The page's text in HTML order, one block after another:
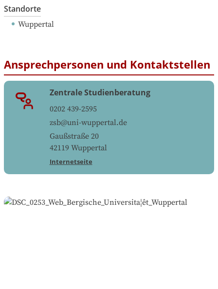
Standorte
Wuppertal
Ansprechpersonen und Kontaktstellen
Zentrale Studienberatung
0202 439-2595
zsb@uni-wuppertal.de
Gaußstraße 20
42119 Wuppertal
Internetseite